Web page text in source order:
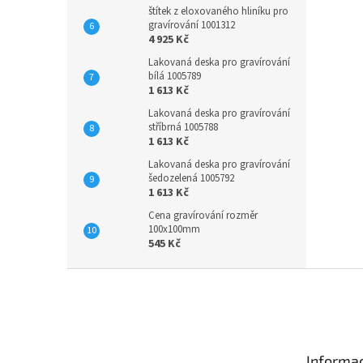
štítek z eloxovaného hliníku pro
gravírování 1001312
4 925 Kč
Lakovaná deska pro gravírování
bílá 1005789
1 613 Kč
Lakovaná deska pro gravírování
stříbrná 1005788
1 613 Kč
Lakovaná deska pro gravírování
šedozelená 1005792
1 613 Kč
Cena gravírování rozměr
100x100mm
545 Kč